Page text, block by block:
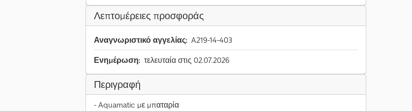
Λεπτομέρειες προσφοράς
Αναγνωριστικό αγγελίας: A219-14-403
Ενημέρωση: τελευταία στις 02.07.2026
Περιγραφή
- Aquamatic με μπαταρία